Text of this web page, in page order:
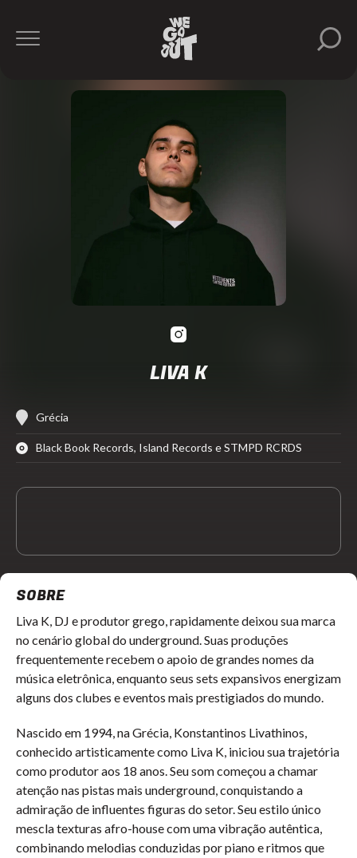
LIVA K
Grécia
Black Book Records, Island Records e STMPD RCRDS
SOBRE
Liva K, DJ e produtor grego, rapidamente deixou sua marca
no cenário global do underground. Suas produções
frequentemente recebem o apoio de grandes nomes da
música eletrônica, enquanto seus sets expansivos energizam
alguns dos clubes e eventos mais prestigiados do mundo.
Nascido em 1994, na Grécia, Konstantinos Livathinos,
conhecido artisticamente como Liva K, iniciou sua trajetória
como produtor aos 18 anos. Seu som começou a chamar
atenção nas pistas mais underground, conquistando a
admiração de influentes figuras do setor. Seu estilo único
mescla texturas afro-house com uma vibração autêntica,
combinando melodias conduzidas por piano e ritmos que